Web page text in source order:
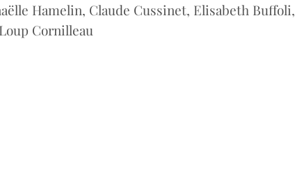
Hamelin, Claude Cussinet, Elisabeth Buffoli,
Cornilleau